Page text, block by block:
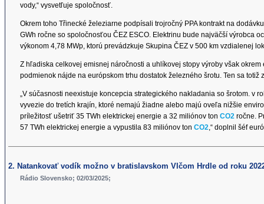
vody,“ vysvetľuje spoločnosť.
Okrem toho Třinecké železiarne podpísali trojročný PPA kontrakt na
GWh ročne so spoločnosťou ČEZ ESCO. Elektrinu bude najväčší výrobca
výkonom 4,78 MWp, ktorú prevádzkuje Skupina ČEZ v 500 km vzdialenej
Z hľadiska celkovej emisnej náročnosti a uhlíkovej stopy výroby však
podmienok nájde na európskom trhu dostatok železného šrotu. Ten sa totiž
„V súčasnosti neexistuje koncepcia strategického nakladania so šrotom. v
vyvezie do tretích krajín, ktoré nemajú žiadne alebo majú oveľa nižšie
príležitosť ušetriť 35 TWh elektrickej energie a 32 miliónov ton CO2 ročne.
57 TWh elektrickej energie a vypustila 83 miliónov ton CO2,“ doplnil šéf
2. Natankovať vodík možno v bratislavskom Vlčom Hrdle od roku
Rádio Slovensko; 02/03/2025;